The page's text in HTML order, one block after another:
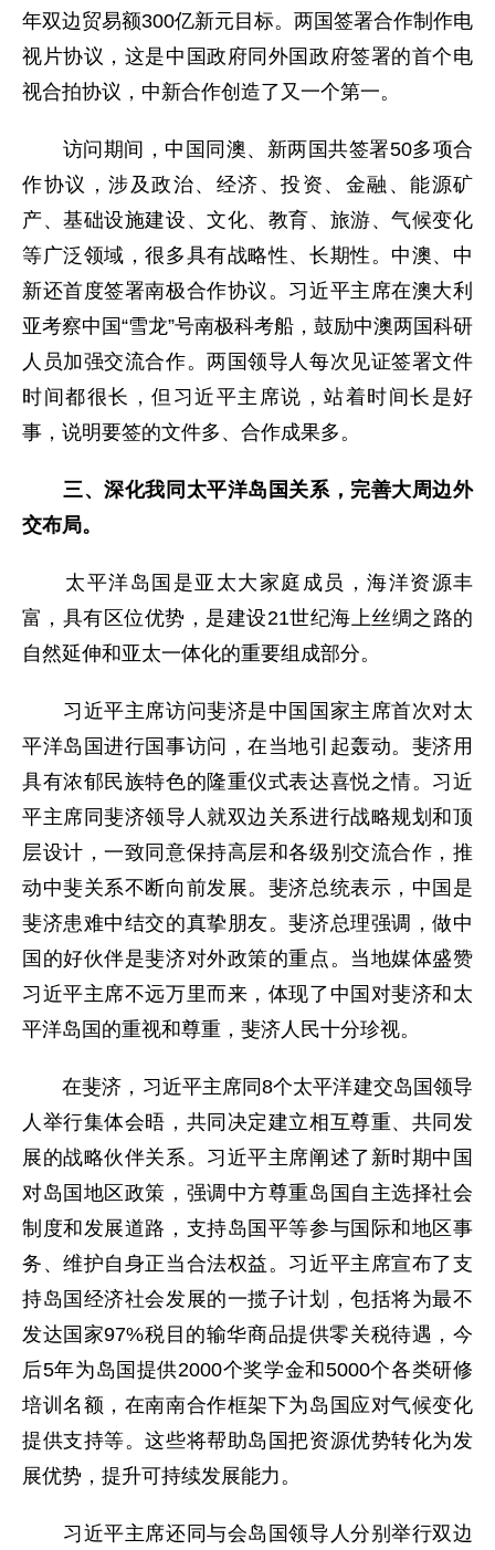
年双边贸易额300亿新元目标。两国签署合作制作电
视片协议，这是中国政府同外国政府签署的首个电
视合拍协议，中新合作创造了又一个第一。
访问期间，中国同澳、新两国共签署50多项合
作协议，涉及政治、经济、投资、金融、能源矿
产、基础设施建设、文化、教育、旅游、气候变化
等广泛领域，很多具有战略性、长期性。中澳、中
新还首度签署南极合作协议。习近平主席在澳大利
亚考察中国“雪龙”号南极科考船，鼓励中澳两国科研
人员加强交流合作。两国领导人每次见证签署文件
时间都很长，但习近平主席说，站着时间长是好
事，说明要签的文件多、合作成果多。
三、深化我同太平洋岛国关系，完善大周边外
交布局。
太平洋岛国是亚太大家庭成员，海洋资源丰
富，具有区位优势，是建设21世纪海上丝绸之路的
自然延伸和亚太一体化的重要组成部分。
习近平主席访问斐济是中国国家主席首次对太
平洋岛国进行国事访问，在当地引起轰动。斐济用
具有浓郁民族特色的隆重仪式表达喜悦之情。习近
平主席同斐济领导人就双边关系进行战略规划和顶
层设计，一致同意保持高层和各级别交流合作，推
动中斐关系不断向前发展。斐济总统表示，中国是
斐济患难中结交的真挚朋友。斐济总理强调，做中
国的好伙伴是斐济对外政策的重点。当地媒体盛赞
习近平主席不远万里而来，体现了中国对斐济和太
平洋岛国的重视和尊重，斐济人民十分珍视。
在斐济，习近平主席同8个太平洋建交岛国领导
人举行集体会晤，共同决定建立相互尊重、共同发
展的战略伙伴关系。习近平主席阐述了新时期中国
对岛国地区政策，强调中方尊重岛国自主选择社会
制度和发展道路，支持岛国平等参与国际和地区事
务、维护自身正当合法权益。习近平主席宣布了支
持岛国经济社会发展的一揽子计划，包括将为最不
发达国家97%税目的输华商品提供零关税待遇，今
后5年为岛国提供2000个奖学金和5000个各类研修
培训名额，在南南合作框架下为岛国应对气候变化
提供支持等。这些将帮助岛国把资源优势转化为发
展优势，提升可持续发展能力。
习近平主席还同与会岛国领导人分别举行双边